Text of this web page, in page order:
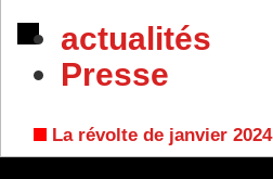
actualités
Presse
La révolte de janvier 2024